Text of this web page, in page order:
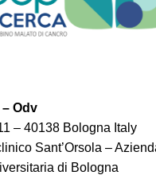
Odv
– 40138 Bologna Italy
Sant’Orsola –
di Bologna